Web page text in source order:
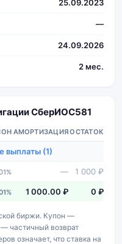
25.09.2023
—
24.09.2026
2 мес.
СберИОС581
АМОРТИЗАЦИЯОСТАТОК
выплаты (1)
— 1 000 ₽
1 000.00 ₽ 0 ₽
биржи. Купон —
частичный возврат
означает, что ставка на